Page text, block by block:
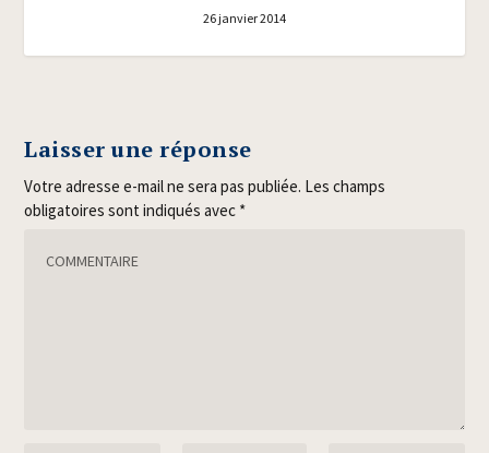
26 janvier 2014
Laisser une réponse
Votre adresse e-mail ne sera pas publiée. Les champs
obligatoires sont indiqués avec *